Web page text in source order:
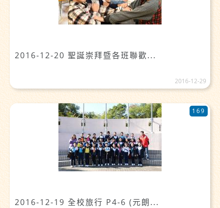
2016-12-20 聖誕崇拜暨各班聯歡...
2016-12-29
2016-12-19 全校旅行 P4-6 (元朗...
169